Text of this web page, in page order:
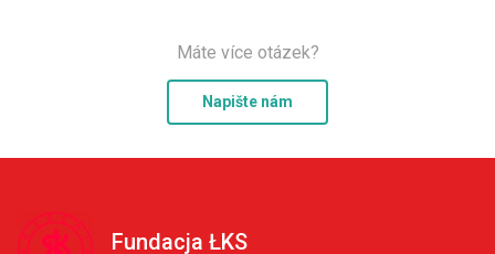
Máte více otázek?
Napište nám
Fundacja ŁKS